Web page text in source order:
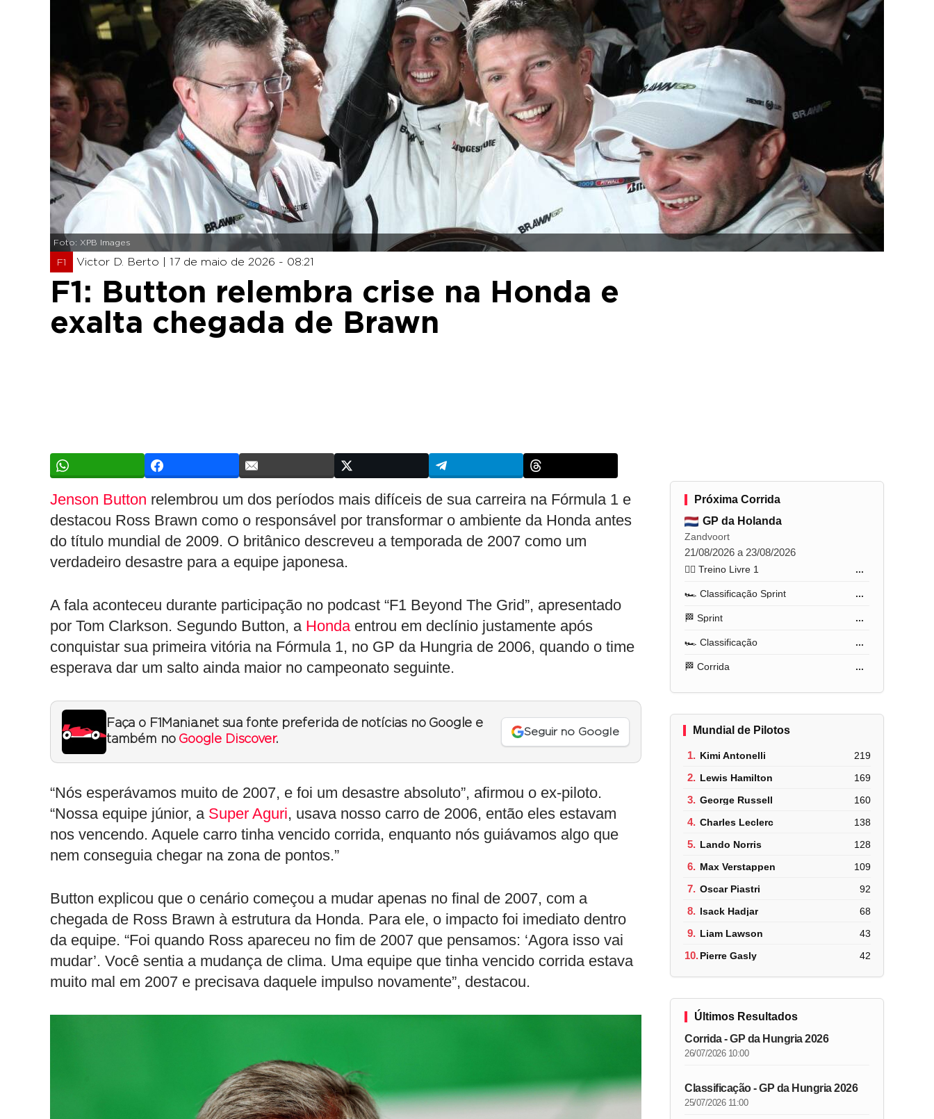
Foto: XPB Images
F1 Victor D. Berto | 17 de maio de 2026 - 08:21
F1: Button relembra crise na Honda e
exalta chegada de Brawn
Jenson Button relembrou um dos períodos mais difíceis de sua carreira na Fórmula 1 e
destacou Ross Brawn como o responsável por transformar o ambiente da Honda antes
do título mundial de 2009. O britânico descreveu a temporada de 2007 como um
verdadeiro desastre para a equipe japonesa.
A fala aconteceu durante participação no podcast “F1 Beyond The Grid”, apresentado
por Tom Clarkson. Segundo Button, a Hondaentrou em declínio justamente após
conquistar sua primeira vitória na Fórmula 1, no GP da Hungria de 2006, quando o time
esperava dar um salto ainda maior no campeonato seguinte.
Faça o F1Mania.net sua fonte preferida de notícias no Google e
também no Google Discover.
Seguir no Google
“Nós esperávamos muito de 2007, e foi um desastre absoluto”, afirmou o ex-piloto.
“Nossa equipe júnior, a Super Aguri, usava nosso carro de 2006, então eles estavam
nos vencendo. Aquele carro tinha vencido corrida, enquanto nós guiávamos algo que
nem conseguia chegar na zona de pontos.”
Button explicou que o cenário começou a mudar apenas no final de 2007, com a
chegada de Ross Brawn à estrutura da Honda. Para ele, o impacto foi imediato dentro
da equipe. “Foi quando Ross apareceu no fim de 2007 que pensamos: ‘Agora isso vai
mudar’. Você sentia a mudança de clima. Uma equipe que tinha vencido corrida estava
muito mal em 2007 e precisava daquele impulso novamente”, destacou.
Próxima Corrida
GP da Holanda
Zandvoort
21/08/2026 a 23/08/2026
🏋️‍♂️ Treino Livre 1 ...
🏎️ Classificação Sprint ...
🏁 Sprint ...
🏎️ Classificação ...
🏁 Corrida ...
Mundial de Pilotos
1. Kimi Antonelli 219
2. Lewis Hamilton 169
3. George Russell 160
4. Charles Leclerc 138
5. Lando Norris 128
6. Max Verstappen 109
7. Oscar Piastri 92
8. Isack Hadjar 68
9. Liam Lawson 43
10.Pierre Gasly 42
Últimos Resultados
Corrida - GP da Hungria 2026
26/07/2026 10:00
Classificação - GP da Hungria 2026
25/07/2026 11:00